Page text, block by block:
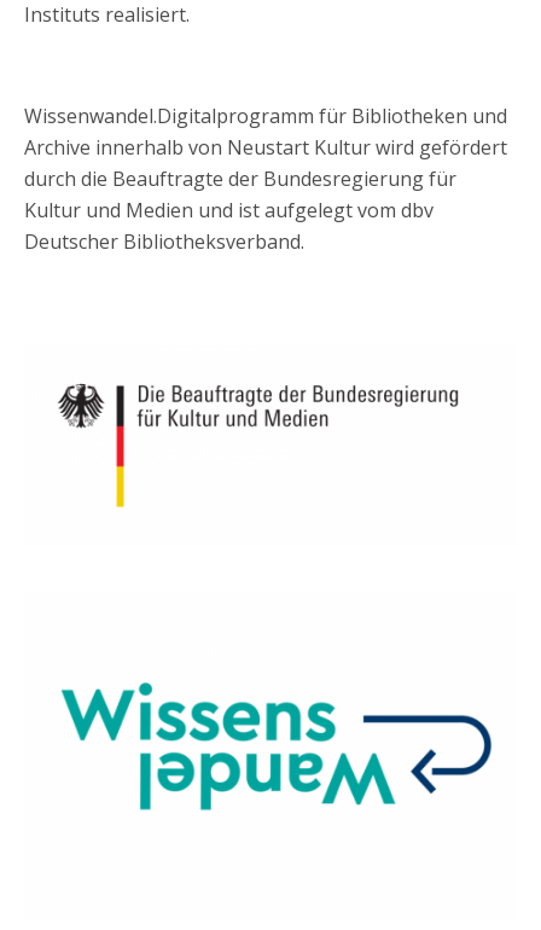
Instituts realisiert.
Wissenwandel.Digitalprogramm für Bibliotheken und
Archive innerhalb von Neustart Kultur wird gefördert
durch die Beauftragte der Bundesregierung für
Kultur und Medien und ist aufgelegt vom dbv
Deutscher Bibliotheksverband.